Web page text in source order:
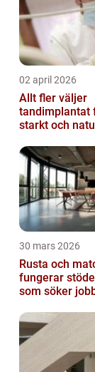
02 april 2026
Allt fler väljer
tandimplantat
starkt och
30 mars 2026
Rusta och
fungerar
som söker